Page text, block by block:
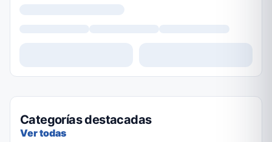
Categorías destacadas
Ver todas